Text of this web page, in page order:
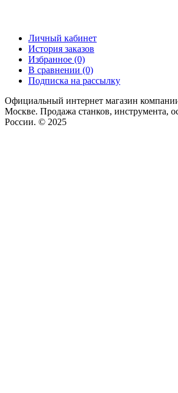
Личный кабинет
История заказов
Избранное (0)
В сравнении (0)
Подписка на рассылку
Официальный интернет магазин
Москве. Продажа станков, инструмента,
России. © 2025